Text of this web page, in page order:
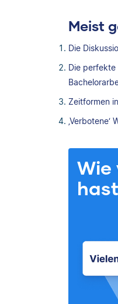
Meist
Die
Die perfekte
Zeitformen
Wie